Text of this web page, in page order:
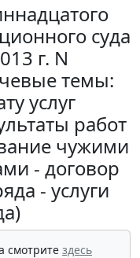
суда
г. N
темы:
услуг
работ
чужими
- договор
- услуги
смотрите здесь